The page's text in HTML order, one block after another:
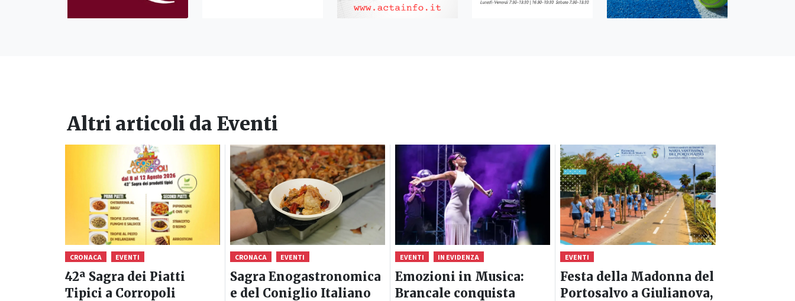
Altri articoli da Eventi
CRONACA EVENTI
42ª Sagra dei Piatti
Tipici a Corropoli
CRONACA EVENTI
Sagra Enogastronomica
e del Coniglio Italiano
EVENTI IN EVIDENZA
Emozioni in Musica:
Brancale conquista
EVENTI
Festa della Madonna del
Portosalvo a Giulianova,